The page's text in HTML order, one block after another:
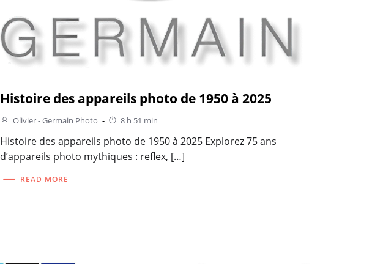
Histoire des appareils photo de 1950 à 2025
Olivier - Germain Photo - 8 h 51 min
Histoire des appareils photo de 1950 à 2025 Explorez 75 ans
d’appareils photo mythiques : reflex, […]
READ MORE